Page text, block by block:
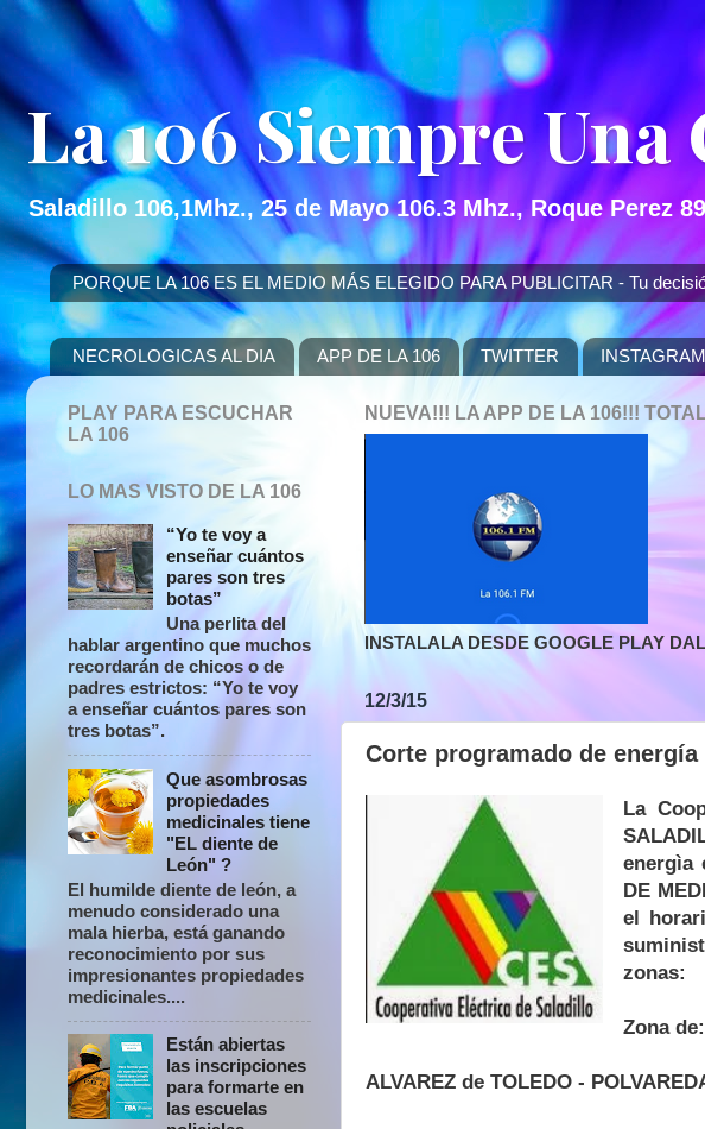
La 106 Siempre Una
Saladillo 106,1Mhz., 25 de Mayo 106.3 Mhz., Roque Perez
PORQUE LA 106 ES EL MEDIO MÁS ELEGIDO PARA PUBLICITAR - Tu
NECROLOGICAS AL DIA APP DE LA 106 TWITTER INSTAGRAM
NUEVA!!! LA APP DE LA 106!!!
INSTALALA DESDE GOOGLE PLAY
12/3/15
Corte programado de
La
energìa
DE
el
zonas:
Zona de:
ALVAREZ de TOLEDO -
PLAY PARA ESCUCHAR
LA 106
LO MAS VISTO DE LA 106
“Yo te voy a
enseñar cuántos
pares son tres
botas”
Una perlita del
hablar argentino que muchos
recordarán de chicos o de
padres estrictos: “Yo te voy
a enseñar cuántos pares son
tres botas”.
Que asombrosas
propiedades
medicinales tiene
"EL diente de
León" ?
El humilde diente de león, a
menudo considerado una
mala hierba, está ganando
reconocimiento por sus
impresionantes propiedades
medicinales....
Están abiertas
las inscripciones
para formarte en
las escuelas